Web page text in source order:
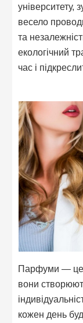
університету,
весело
та
екологічний
час і
Парфуми — це
вони
кожен день